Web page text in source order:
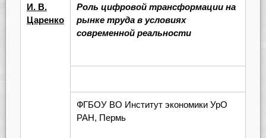
И. В.
Царенко
Роль цифровой трансформации на
рынке труда в условиях
современной реальности
ФГБОУ ВО Институт экономики УрО
РАН, Пермь